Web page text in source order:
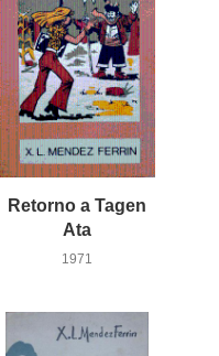
Retorno a Tagen
Ata
1971